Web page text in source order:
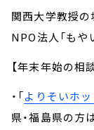
関西大学教授
NPO法人「もや
【年末年始の相
・「よりそいホ
県・福島県の